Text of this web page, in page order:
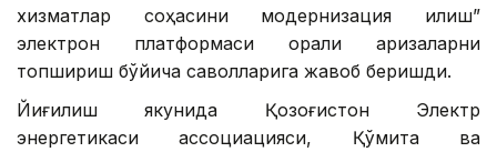
хизматлар соҳасини модернизация қилиш”
электрон платформаси орқали аризаларни
топшириш бўйича саволларига жавоб беришди.
Йиғилиш якунида Қозоғистон Электр
энергетикаси ассоциацияси, Қўмита ва